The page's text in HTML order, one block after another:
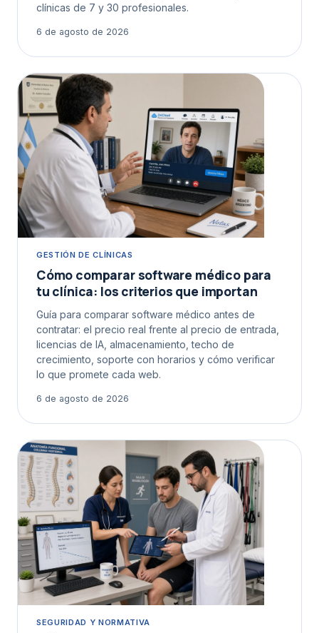
clínicas de 7 y 30 profesionales.
6 de agosto de 2026
GESTIÓN DE CLÍNICAS
Cómo comparar software médico para
tu clínica: los criterios que importan
Guía para comparar software médico antes de
contratar: el precio real frente al precio de entrada,
licencias de IA, almacenamiento, techo de
crecimiento, soporte con horarios y cómo verificar
lo que promete cada web.
6 de agosto de 2026
SEGURIDAD Y NORMATIVA